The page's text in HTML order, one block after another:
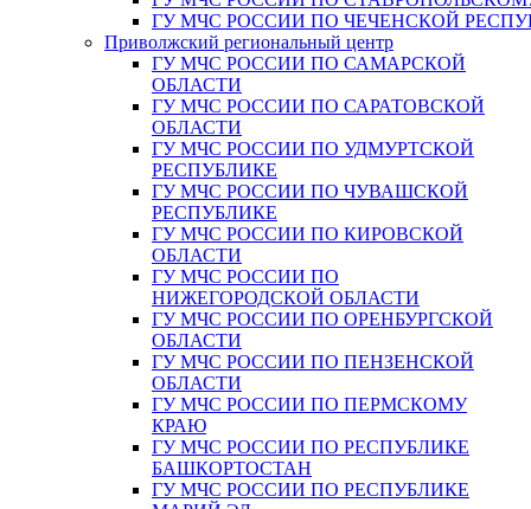
ГУ МЧС РОССИИ ПО ЧЕЧЕНСКОЙ
Приволжский региональный центр
ГУ МЧС РОССИИ ПО САМАРСКОЙ
ОБЛАСТИ
ГУ МЧС РОССИИ ПО САРАТОВСКОЙ
ОБЛАСТИ
ГУ МЧС РОССИИ ПО УДМУРТСКОЙ
РЕСПУБЛИКЕ
ГУ МЧС РОССИИ ПО ЧУВАШСКОЙ
РЕСПУБЛИКЕ
ГУ МЧС РОССИИ ПО КИРОВСКОЙ
ОБЛАСТИ
ГУ МЧС РОССИИ ПО
НИЖЕГОРОДСКОЙ ОБЛАСТИ
ГУ МЧС РОССИИ ПО ОРЕНБУРГСКОЙ
ОБЛАСТИ
ГУ МЧС РОССИИ ПО ПЕНЗЕНСКОЙ
ОБЛАСТИ
ГУ МЧС РОССИИ ПО ПЕРМСКОМУ
КРАЮ
ГУ МЧС РОССИИ ПО РЕСПУБЛИКЕ
БАШКОРТОСТАН
ГУ МЧС РОССИИ ПО РЕСПУБЛИКЕ